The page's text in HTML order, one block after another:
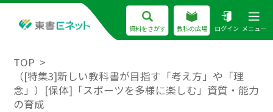
資料をさがす 教科の広場 ログイン メニュー
TOP
（[特集3]新しい教科書が目指す「考え方」や「理
念」）[保体]「スポーツを多様に楽しむ」資質・能力
の育成